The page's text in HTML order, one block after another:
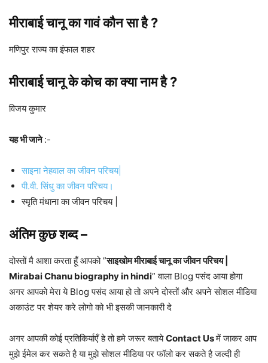
मीराबाई चानू का गावं कौन सा है ?
मणिपुर राज्य का इंफाल शहर
मीराबाई चानू के कोच का क्या नाम है ?
विजय कुमार
यह भी जाने:-
साइना नेहवाल का जीवन परिचय|
पी.वी. सिंधु का जीवन परिचय।
स्मृति मंधाना का जीवन परिचय |
अंतिम कुछ शब्द –
दोस्तों मै आशा करता हूँ आपको ”साइखोम मीराबाई चानू का जीवन परिचय |
Mirabai Chanu biography in hindi” वाला Blog पसंद आया होगा
अगर आपको मेरा ये Blog पसंद आया हो तो अपने दोस्तों और अपने सोशल मीडिया
अकाउंट पर शेयर करे लोगो को भी इसकी जानकारी दे
अगर आपकी कोई प्रतिकिर्याएँ हे तो हमे जरूर बतायेContact Usमें जाकर आप
मुझे ईमेल कर सकते है या मुझे सोशल मीडिया पर फॉलो कर सकते है जल्दी ही